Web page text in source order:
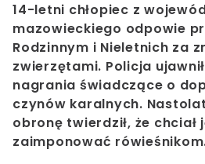
14-letni chłopiec z
mazowieckiego odpowie
Rodzinnym i Nieletnich za
zwierzętami. Policja
nagrania świadczące o
czynów karalnych.
obronę twierdził, że chciał
zaimponować